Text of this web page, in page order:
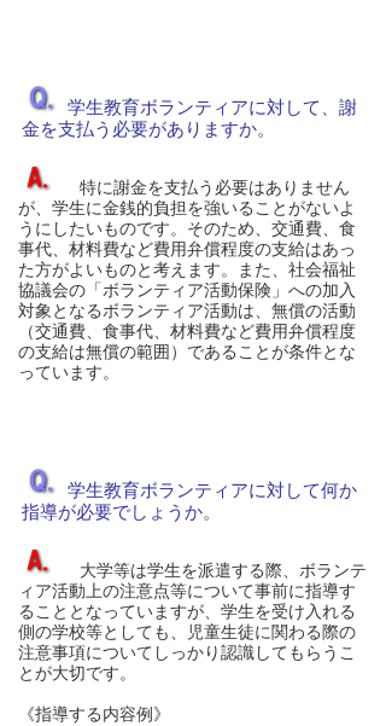
学生教育ボランティアに対して、謝
金を支払う必要がありますか。
特に謝金を支払う必要はありません
が、学生に金銭的負担を強いることがないよ
うにしたいものです。そのため、交通費、食
事代、材料費など費用弁償程度の支給はあっ
た方がよいものと考えます。また、社会福祉
協議会の「ボランティア活動保険」への加入
対象となるボランティア活動は、無償の活動
（交通費、食事代、材料費など費用弁償程度
の支給は無償の範囲）であることが条件とな
っています。
学生教育ボランティアに対して何か
指導が必要でしょうか。
大学等は学生を派遣する際、ボランテ
ィア活動上の注意点等について事前に指導す
ることとなっていますが、学生を受け入れる
側の学校等としても、児童生徒に関わる際の
注意事項についてしっかり認識してもらうこ
とが大切です。
《指導する内容例》